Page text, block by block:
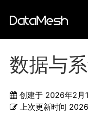
数据与
创建于 2026年2月
上次更新时间